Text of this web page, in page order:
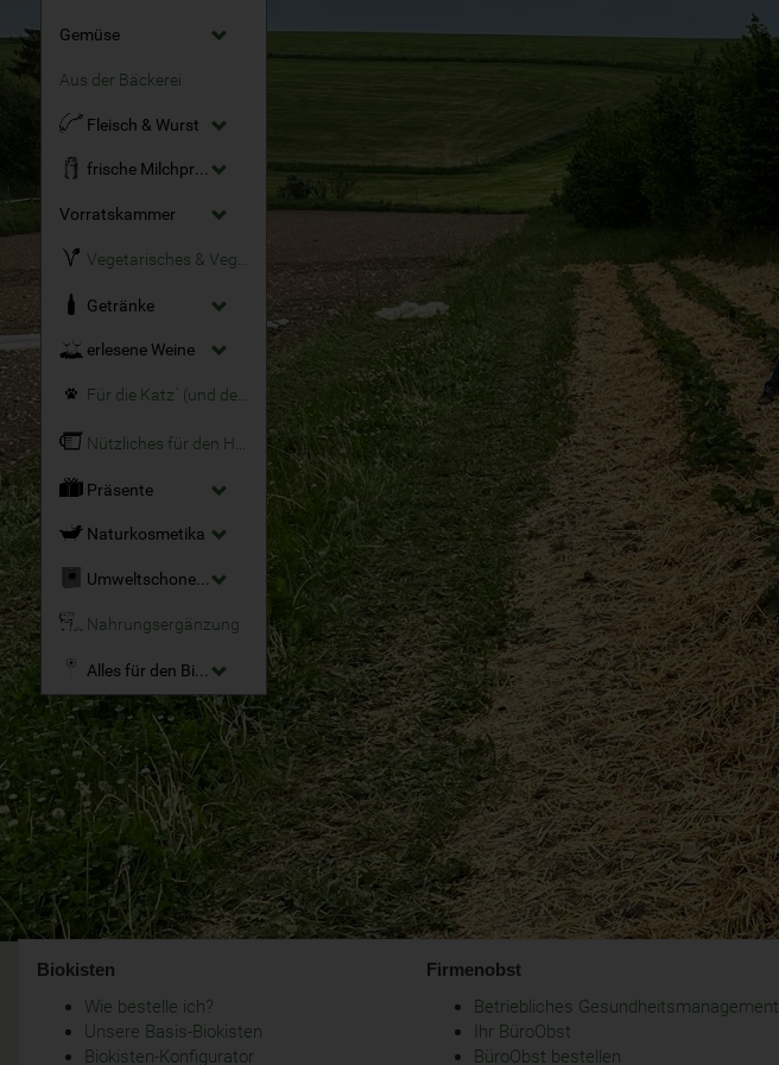
Gemüse
Aus der Bäckerei
Fleisch & Wurst
frische Milchprodukte
Vorratskammer
Getränke
erlesene Weine
Für die Katz´ (und den Hund)
Präsente
Naturkosmetika
Umweltschonende Reinigungsmittel
Nahrungsergänzung
Alles für den Bio-Garten
Biokisten
Wie bestelle ich?
Unsere Basis-Biokisten
Biokisten-Konfigurator
Firmenobst
Betriebliches Gesundheitsmanagement
Ihr BüroObst
BüroObst bestellen